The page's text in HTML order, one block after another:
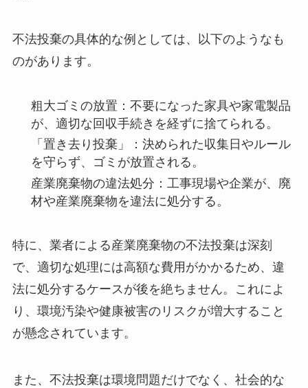
不法投棄の具体的な例としては、以下のようなも
のがあります。
粗大ゴミの放置：不要になった家具や家電製品
が、適切な回収手続きを経ずに捨てられる。
「置き去り投棄」：決められた収集日やルール
を守らず、ゴミが放置される。
産業廃棄物の違法処分：工事現場や企業が、廃
材や産業廃棄物を違法に処分する。
特に、業者による産業廃棄物の不法投棄は深刻
で、適切な処理には高額な費用がかかるため、違
法に処分するケースが後を絶ちません。これによ
り、環境汚染や健康被害のリスクが増大すること
が懸念されています。
また、不法投棄は環境問題だけでなく、社会的な